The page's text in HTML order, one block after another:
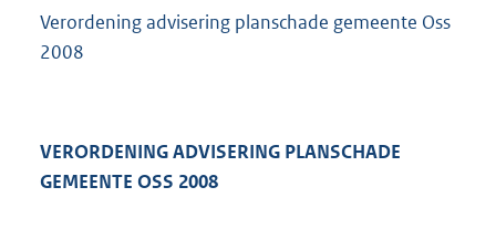
Verordening advisering planschade gemeente Oss
2008
VERORDENING ADVISERING PLANSCHADE
GEMEENTE OSS 2008